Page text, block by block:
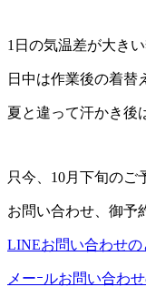
1日の気温差が大きい
日中は作業後の着替
夏と違って汗かき
只今、10月下旬のご
お問い合わせ、御予
LINEお問い合わせ
メーｰルお問い合わ